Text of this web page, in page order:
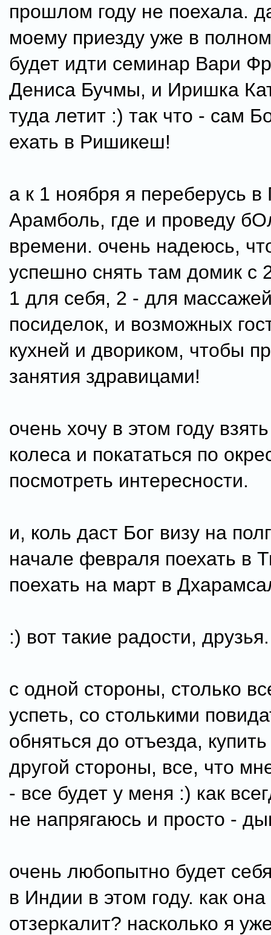
прошлом году не поехала.
моему приезду уже в
будет идти семинар Вари
Дениса Бучмы, и Иришка
туда летит :) так что - сам
ехать в Ришикеш!
а к 1 ноября я переберусь в
Арамболь, где и проведу
времени. очень надеюсь,
успешно снять там домик с
1 для себя, 2 - для
посиделок, и возможных
кухней и двориком, чтобы
занятия здравицами!
очень хочу в этом году
колеса и покататься по
посмотреть интересности.
и, коль даст Бог визу на
начале февраля поехать в
поехать на март в
:) вот такие радости, друзья.
с одной стороны, столько
успеть, со столькими
обняться до отъезда,
другой стороны, все, что
- все будет у меня :) как
не напрягаюсь и просто -
очень любопытно будет
в Индии в этом году. как
отзеркалит? насколько я